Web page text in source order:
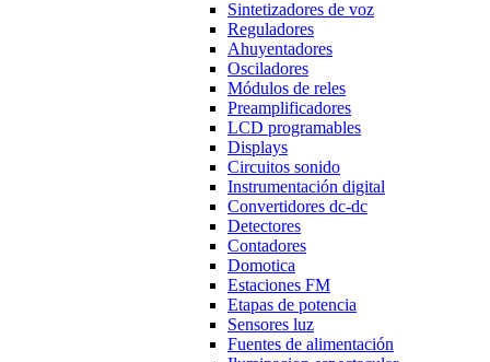
Sintetizadores de voz
Reguladores
Ahuyentadores
Osciladores
Módulos de reles
Preamplificadores
LCD programables
Displays
Circuitos sonido
Instrumentación digital
Convertidores dc-dc
Detectores
Contadores
Domotica
Estaciones FM
Etapas de potencia
Sensores luz
Fuentes de alimentación